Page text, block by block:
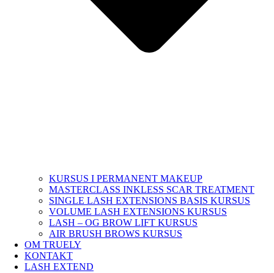
KURSUS I PERMANENT MAKEUP
MASTERCLASS INKLESS SCAR TREATMENT
SINGLE LASH EXTENSIONS BASIS KURSUS
VOLUME LASH EXTENSIONS KURSUS
LASH – OG BROW LIFT KURSUS
AIR BRUSH BROWS KURSUS
OM TRUELY
KONTAKT
LASH EXTEND